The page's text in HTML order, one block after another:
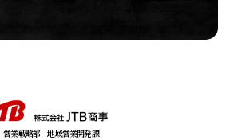
営業戦略部 地域営業開発課